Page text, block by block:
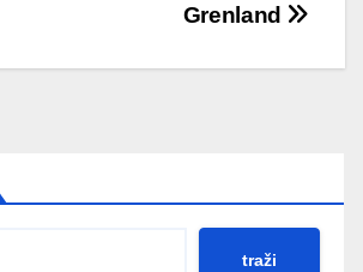
Grenland
traži